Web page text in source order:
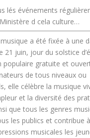
lés événements
d cela culture…
a été fixée à une
21 juin, jour du solstice
populaire gratuite et
de tous niveaux ou
elle célèbre la musique
et la diversité des
que tous les genres
les publics et contribue
musicales les